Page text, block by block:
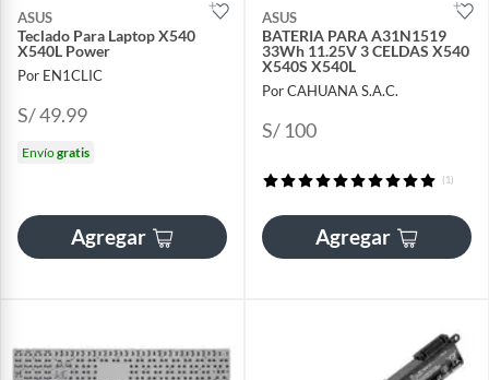
ASUS
Teclado Para Laptop X540
X540L Power
Por EN1CLIC
S/ 49.99
Envíogratis
Agregar
ASUS
BATERIA PARA A31N1519
33Wh 11.25V 3 CELDAS X540
X540S X540L
Por CAHUANA S.A.C.
S/ 100
(1)
Agregar